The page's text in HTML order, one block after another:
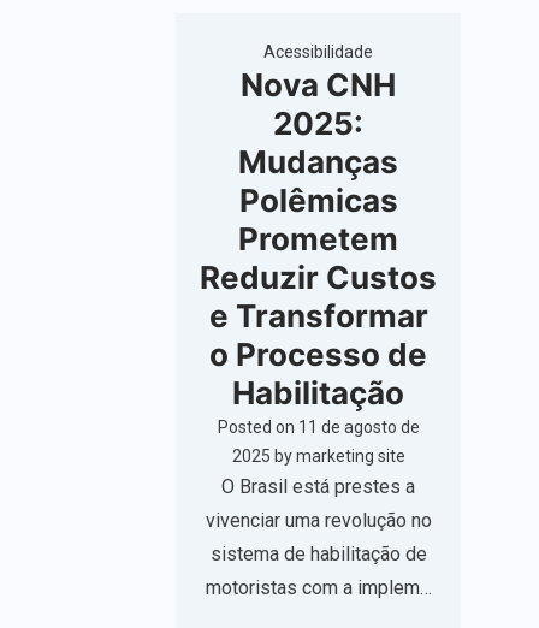
Acessibilidade
Nova CNH
2025:
Mudanças
Polêmicas
Prometem
Reduzir Custos
e Transformar
o Processo de
Habilitação
Posted on 11 de agosto de
2025 bymarketing site
O Brasil está prestes a
vivenciar uma revolução no
sistema de habilitação de
motoristas com a implem…